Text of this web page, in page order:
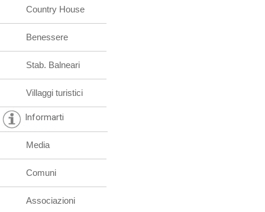
Country House
Benessere
Stab. Balneari
Villaggi turistici
Informarti
Media
Comuni
Associazioni